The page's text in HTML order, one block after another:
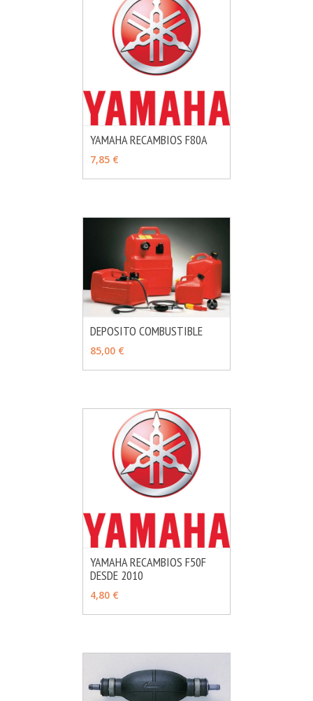
YAMAHA RECAMBIOS F80A
7,85 €
DEPOSITO COMBUSTIBLE
85,00 €
VER OPCIONES
YAMAHA RECAMBIOS F50F
DESDE 2010
4,80 €